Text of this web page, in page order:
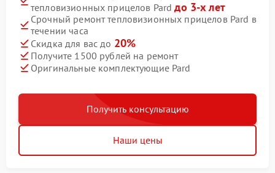
тепловизионных прицелов Pardдо 3-х лет
Срочный ремонт тепловизионных прицелов Pard в
течении часа
Скидка для вас до 20%
Получите 1500 рублей на ремонт
Оригинальные комплектующие Pard
Получить консультацию
Наши цены